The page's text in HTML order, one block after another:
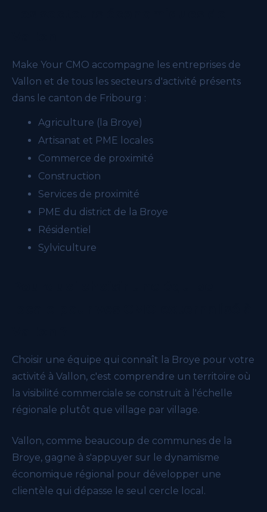
Make Your CMO accompagne les entreprises de
Vallon et de tous les secteurs d'activité présents
dans le canton de Fribourg :
Agriculture (la Broye)
Artisanat et PME locales
Commerce de proximité
Construction
Services de proximité
PME du district de la Broye
Résidentiel
Sylviculture
Choisir une équipe qui connaît la Broye pour votre
activité à Vallon, c'est comprendre un territoire où
la visibilité commerciale se construit à l'échelle
régionale plutôt que village par village.
Vallon, comme beaucoup de communes de la
Broye, gagne à s'appuyer sur le dynamisme
économique régional pour développer une
clientèle qui dépasse le seul cercle local.